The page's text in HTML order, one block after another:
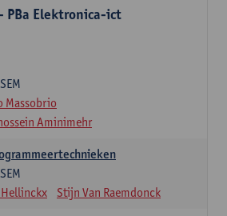
PBa Elektronica-ict
Massobrio
Aminimehr
Hellinckx Stijn Van Raemdonck